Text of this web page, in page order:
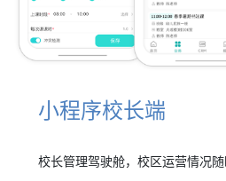
小程序校长端
校长管理驾驶舱，校区运营情况